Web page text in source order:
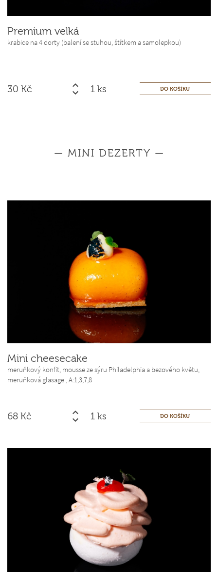
Premium velká
krabice na 4 dorty (balení se stuhou, štítkem a samolepkou)
30 Kč ks
— MINI DEZERTY —
Mini cheesecake
meruňkový konfit, mousse ze sýru Philadelphia a bezového květu,
meruňková glasage ,A:1,3,7,8
68 Kč ks